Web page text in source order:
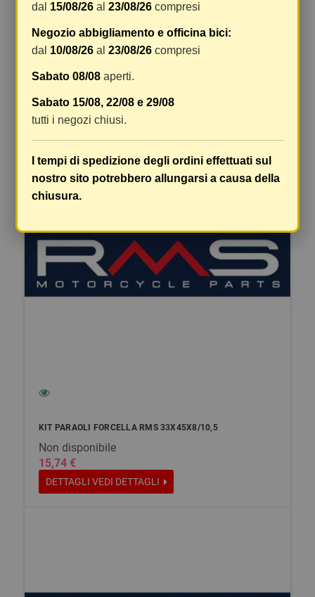
Non disponibile
15,55 €17,28 €
DETTAGLI VEDI DETTAGLI
KIT PARAOLI FORCELLA RMS 33X45X8/10,5
Non disponibile
15,74 €
DETTAGLI VEDI DETTAGLI
dal 15/08/26 al23/08/26 compresi
Negozio abbigliamento e officina bici:
dal 10/08/26 al23/08/26 compresi
Sabato 08/08 aperti.
Sabato 15/08, 22/08 e 29/08
tutti i negozi chiusi.
I tempi di spedizione degli ordini effettuati sul
nostro sito potrebbero allungarsi a causa della
chiusura.